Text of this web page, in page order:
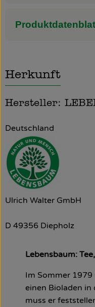
Herkunft
Hersteller:
Deutschland
Ulrich Walter GmbH
D 49356 Diepholz
Lebensbaum:
Im Sommer
einen Bioladen in
muss er